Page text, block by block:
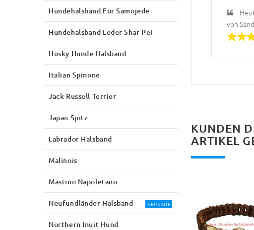
von
KUNDEN
ARTIKEL
Hundehalsband Für Samojede
Hundehalsband Leder Shar Pei
Husky Hunde Halsband
Italian Spinone
Jack Russell Terrier
Japan Spitz
Labrador Halsband
Malinois
Mastino Napoletano
Neufundländer Halsband VERKAUF
Northern Inuit Hund